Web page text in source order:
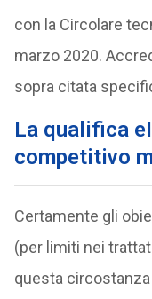
con la Circolare
marzo 2020.
sopra citata
La qualifica
competitivo
Certamente gli
(per limiti nei
questa circostanza